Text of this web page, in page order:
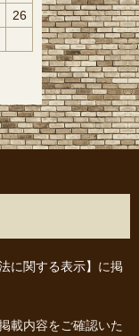
26
に関する表示】 に掲
載内容をご確認いた